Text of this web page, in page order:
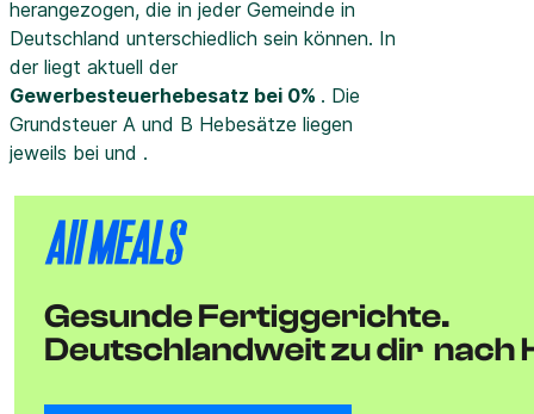
herangezogen, die in jeder Gemeinde in
Deutschland unterschiedlich sein können. In
der liegt aktuell der
Gewerbesteuerhebesatz bei 0% . Die
Grundsteuer A und B Hebesätze liegen
jeweils bei und .